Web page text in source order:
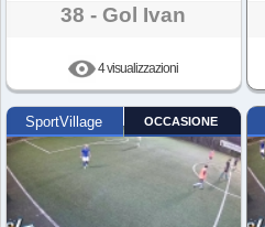
38 - Gol Ivan
4 visualizzazioni
SportVillage OCCASIONE